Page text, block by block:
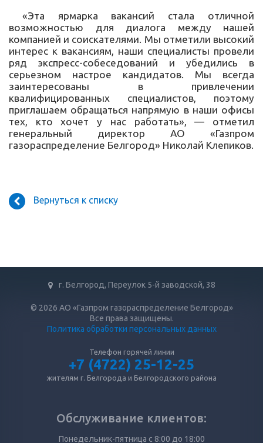
«Эта ярмарка вакансий стала отличной
возможностью для диалога между нашей
компанией и соискателями. Мы отметили высокий
интерес к вакансиям, наши специалисты провели
ряд экспресс-собеседований и убедились в
серьезном настрое кандидатов. Мы всегда
заинтересованы в привлечении
квалифицированных специалистов, поэтому
приглашаем обращаться напрямую в наши офисы
тех, кто хочет у нас работать», — отметил
генеральный директор АО «Газпром
газораспределение Белгород» Николай Клепиков.
Вернуться к списку
г. Белгород, Переулок 5-й заводской, 38
© 2026 АО «Газпром газораспределение Белгород»
Все права защищены.
Политика обработки персональных данных
Телефон горячей линии
+7 (4722) 25-12-25
жителям г. Белгорода и Белгородского района
Обслуживание клиентов:
Понедельник-пятница с 8:00 до 18:00